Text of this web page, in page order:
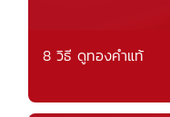
8 วิธี ดูทองคำแท้